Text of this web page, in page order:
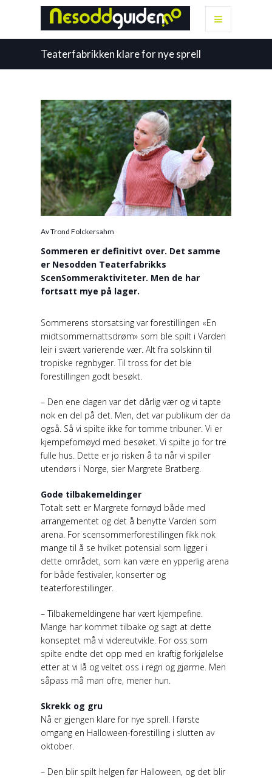
Teaterfabrikken klare for nye sprell
Av Trond Folckersahm
Sommeren er definitivt over. Det samme
er Nesodden Teaterfabrikks
ScenSommeraktiviteter. Men de har
fortsatt mye på lager.
Sommerens storsatsing var forestillingen «En
midtsommernattsdrøm» som ble spilt i Varden
leir i svært varierende vær. Alt fra solskinn til
tropiske regnbyger. Til tross for det ble
forestillingen godt besøkt.
– Den ene dagen var det dårlig vær og vi tapte
nok en del på det. Men, det var publikum der da
også. Så vi spilte ikke for tomme tribuner. Vi er
kjempefornøyd med besøket. Vi spilte jo for tre
fulle hus. Dette er jo risken å ta når vi spiller
utendørs i Norge, sier Margrete Bratberg.
Gode tilbakemeldinger
Totalt sett er Margrete fornøyd både med
arrangementet og det å benytte Varden som
arena. For scensommerforestillingen fikk nok
mange til å se hvilket potensial som ligger i
dette området, som kan være en ypperlig arena
for både festivaler, konserter og
teaterforestillinger.
– Tilbakemeldingene har vært kjempefine.
Mange har kommet tilbake og sagt at dette
konseptet må vi videreutvikle. For oss som
spilte endte det opp med en kraftig forkjølelse
etter at vi lå og veltet oss i regn og gjørme. Men
såpass må man ofre, mener hun.
Skrekk og gru
Nå er gjengen klare for nye sprell. I første
omgang en Halloween-forestilling i slutten av
oktober.
– Den blir spilt helgen før Halloween, og det blir